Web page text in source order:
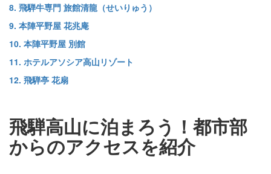
8. 飛騨牛専門 旅館清龍（せいりゅう）
9. 本陣平野屋 花兆庵
10. 本陣平野屋 別館
11. ホテルアソシア高山リゾート
12. 飛騨亭 花扇
飛騨高山に泊まろう！都市部
からのアクセスを紹介